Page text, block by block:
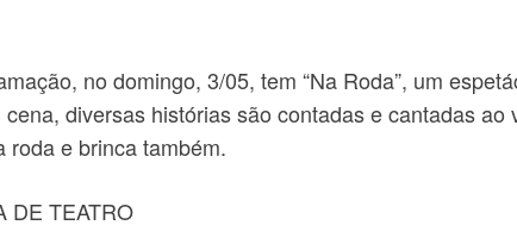
no domingo, 3/05, tem “Na Roda”, um
diversas histórias são contadas e cantadas
roda e brinca também.
DE TEATRO